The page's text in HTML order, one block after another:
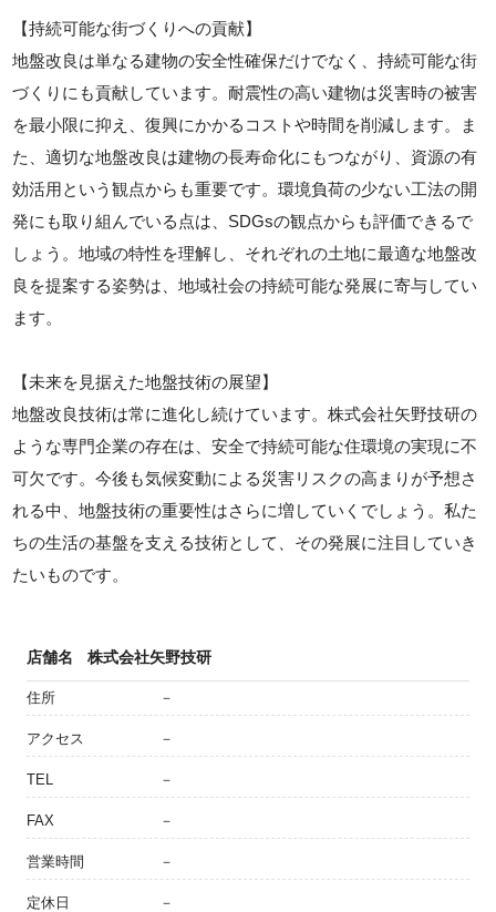
【持続可能な街づくりへの貢献】
地盤改良は単なる建物の安全性確保だけでなく、持続可能な街
づくりにも貢献しています。耐震性の高い建物は災害時の被害
を最小限に抑え、復興にかかるコストや時間を削減します。ま
た、適切な地盤改良は建物の長寿命化にもつながり、資源の有
効活用という観点からも重要です。環境負荷の少ない工法の開
発にも取り組んでいる点は、SDGsの観点からも評価できるで
しょう。地域の特性を理解し、それぞれの土地に最適な地盤改
良を提案する姿勢は、地域社会の持続可能な発展に寄与してい
ます。
【未来を見据えた地盤技術の展望】
地盤改良技術は常に進化し続けています。株式会社矢野技研の
ような専門企業の存在は、安全で持続可能な住環境の実現に不
可欠です。今後も気候変動による災害リスクの高まりが予想さ
れる中、地盤技術の重要性はさらに増していくでしょう。私た
ちの生活の基盤を支える技術として、その発展に注目していき
たいものです。
店舗名 株式会社矢野技研
住所 －
アクセス －
TEL －
FAX －
営業時間 －
定休日 －